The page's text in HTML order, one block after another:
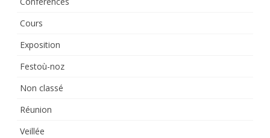
Cours
Exposition
Festoù-noz
Non classé
Réunion
Veillée